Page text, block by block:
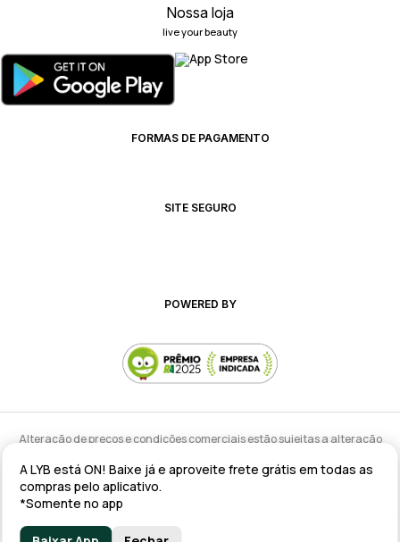
Nossa loja
live your beauty
FORMAS DE PAGAMENTO
SITE SEGURO
POWERED BY
Alteração de preços e condições comerciais estão sujeitas a alteração
lyb @ 2025 - Av. Talma Rodrigues Ribeiro, 147 - Galpão 02 MOD
A/B/C/D/E, Sala 09 Serra - ES CEP: 29173-795 - CNPJ: 43.008.535/0001-11
A LYB está ON! Baixe já e aproveite frete grátis em todas as
compras pelo aplicativo.
*Somente no app